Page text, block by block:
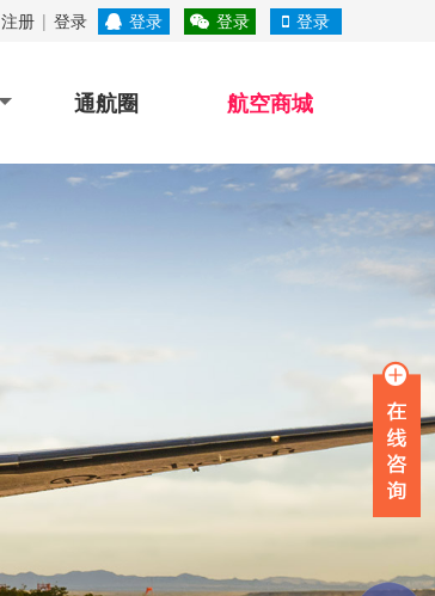
注册 | 登录 登录 登录 登录
通航圈 航空商城